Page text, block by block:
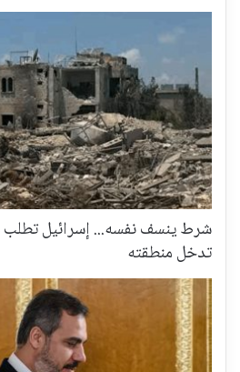
شرط ينسف نفسه... إسرائيل
تدخل منطقته